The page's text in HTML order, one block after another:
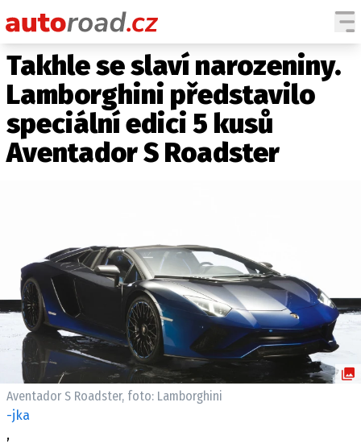
AUTA
TESTY AUT
NOVINKY
EKO
TECHNIKA
EKONOMIKA
ČESKÝ TRH
TUNING
PROFI
ELEKTRO
Takhle se slaví narozeniny.
Lamborghini představilo
speciální edici 5 kusů
Aventador S Roadster
Aventador S Roadster, foto: Lamborghini
-jka
,